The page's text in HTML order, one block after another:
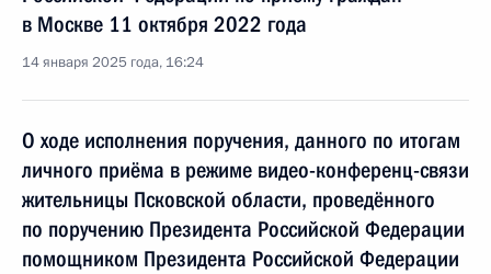
в Москве 11 октября 2022 года
14 января 2025 года, 16:24
О ходе исполнения поручения, данного по итогам
личного приёма в режиме видео-конференц-связи
жительницы Псковской области, проведённого
по поручению Президента Российской Федерации
помощником Президента Российской Федерации